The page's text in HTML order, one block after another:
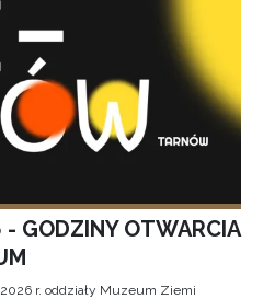
GODZINY OTWARCIA
r. oddziały Muzeum Ziemi